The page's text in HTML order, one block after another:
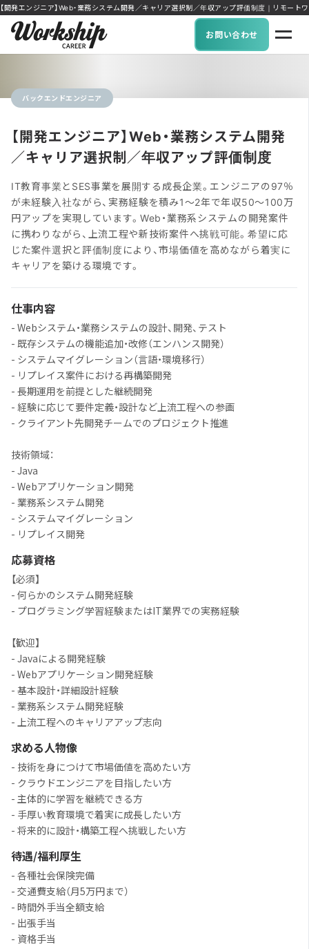
【開発エンジニア】Web・業務システム開発／キャリア選択制／年収アップ評価制度｜リモー
お問い合わせ
バックエンドエンジニア
【開発エンジニア】Web・業務システム開発
／キャリア選択制／年収アップ評価制度
IT教育事業とSES事業を展開する成長企業。エンジニアの97％
が未経験入社ながら、実務経験を積み1〜2年で年収50〜100万
円アップを実現しています。Web・業務系システムの開発案件
に携わりながら、上流工程や新技術案件へ挑戦可能。希望に応
じた案件選択と評価制度により、市場価値を高めながら着実に
キャリアを築ける環境です。
仕事内容
- Webシステム・業務システムの設計、開発、テスト
- 既存システムの機能追加・改修（エンハンス開発）
- システムマイグレーション（言語・環境移行）
- リプレイス案件における再構築開発
- 長期運用を前提とした継続開発
- 経験に応じて要件定義・設計など上流工程への参画
- クライアント先開発チームでのプロジェクト推進
技術領域：
- Java
- Webアプリケーション開発
- 業務系システム開発
- システムマイグレーション
- リプレイス開発
応募資格
【必須】
- 何らかのシステム開発経験
- プログラミング学習経験またはIT業界での実務経験
【歓迎】
- Javaによる開発経験
- Webアプリケーション開発経験
- 基本設計・詳細設計経験
- 業務系システム開発経験
- 上流工程へのキャリアアップ志向
求める人物像
- 技術を身につけて市場価値を高めたい方
- クラウドエンジニアを目指したい方
- 主体的に学習を継続できる方
- 手厚い教育環境で着実に成長したい方
- 将来的に設計・構築工程へ挑戦したい方
待遇/福利厚生
- 各種社会保険完備
- 交通費支給（月5万円まで）
- 時間外手当全額支給
- 出張手当
- 資格手当